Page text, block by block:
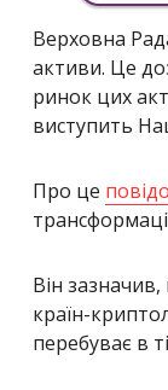
Верховна
активи. Це
ринок цих
виступить
Про це
Він
країн-
перебуває в